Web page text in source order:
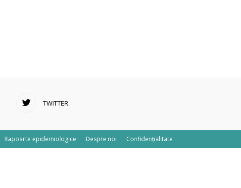
TWITTER
Rapoarte epidemiologice Despre noi Confidențialitate